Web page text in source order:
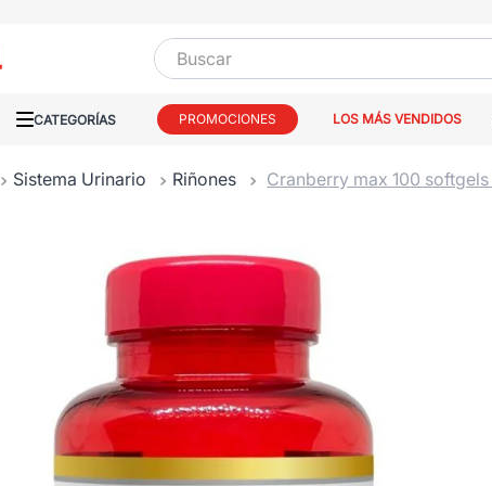
Buscar
PROMOCIONES LOS MÁS VENDIDOS
Sistema Urinario Riñones Cranberry max 100